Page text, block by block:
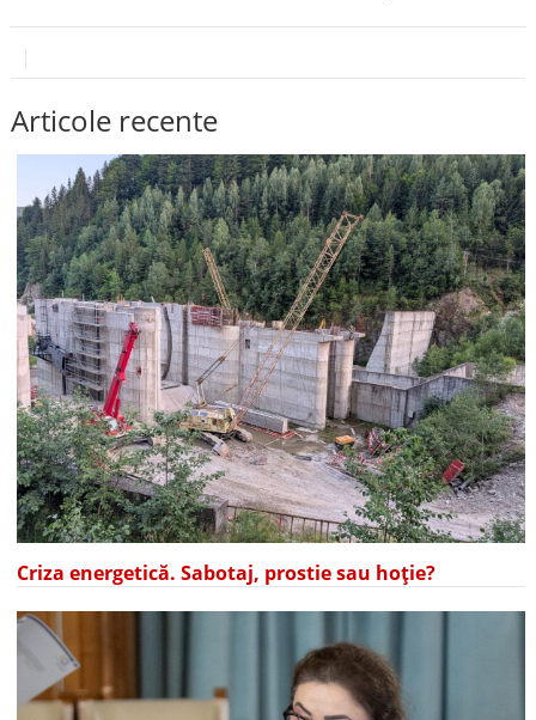
Articole recente
Criza energetică. Sabotaj, prostie sau hoție?